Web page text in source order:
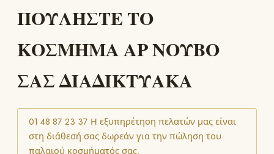
ΠΟΥΛΗΣΤΕ ΤΟ
ΚΟΣΜΗΜΑ ΑΡ ΝΟΥΒΟ
ΣΑΣ ΔΙΑΔΙΚΤΥΑΚΑ
01 48 87 23 37 Η εξυπηρέτηση πελατών μας είναι
στη διάθεσή σας δωρεάν για την πώληση του
παλαιού κοσμήματός σας.